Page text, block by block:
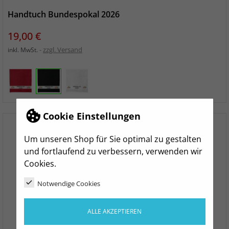
Cookie Einstellungen
Um unseren Shop für Sie optimal zu gestalten
und fortlaufend zu verbessern, verwenden wir
Cookies.
Notwendige Cookies
ALLE AKZEPTIEREN
Handtuch Bundespokal 2026
Preis
19,00 €
inkl. MwSt. zzgl. Versand